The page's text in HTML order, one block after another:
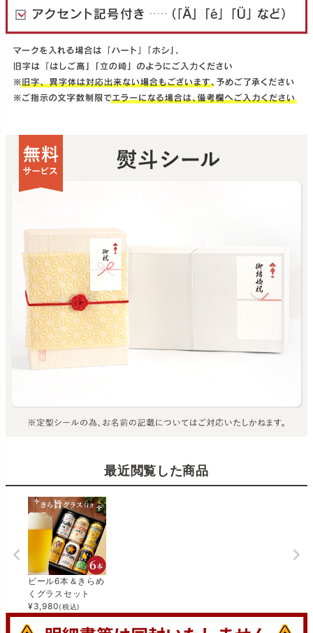
最近閲覧した商品
ビール6本＆きらめ
くグラスセット
¥3,980(税込)